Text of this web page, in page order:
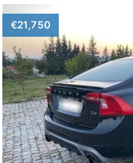
€21,750